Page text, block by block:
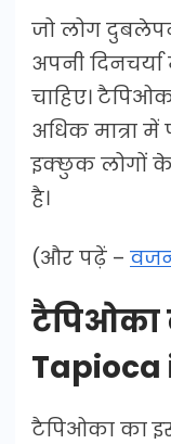
जो लोग
अपनी
चाहिए।
अधिक मात्रा
इक्छुक लोगों
है।
(और पढ़ें –
टैपिओका
Tapioca
टैपिओका का